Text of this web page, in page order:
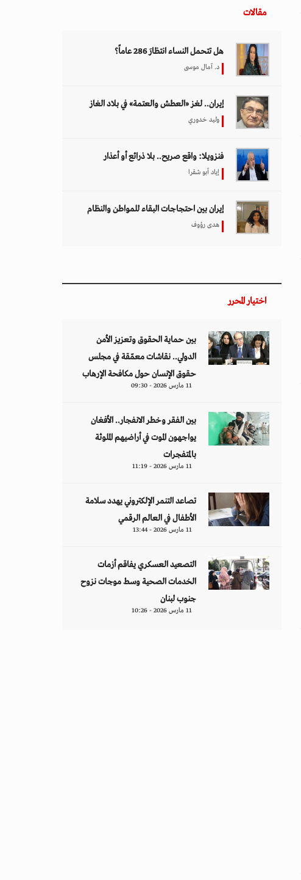
مقالات
هل تتحمل النساء انتظارَ 286 عاماً؟
د. آمال موسى
إيران.. لغز «العطش والعتمة» في بلاد الغاز
وليد خدوري
فنزويلا: واقع صريح.. بلا ذرائع أو أعذار
إياد أبو شقرا
إيران بين احتجاجات البقاء للمواطن والنظام
هدى رؤوف
اختيار المحرر
بين حماية الحقوق وتعزيز الأمن
الدولي.. نقاشات معمّقة في مجلس
حقوق الإنسان حول مكافحة الإرهاب
11 مارس 2026 - 09:30
بين الفقر وخطر الانفجار.. الأفغان
يواجهون الموت في أراضيهم الملوثة
بالمتفجرات
11 مارس 2026 - 11:19
تصاعد التنمر الإلكتروني يهدد سلامة
الأطفال في العالم الرقمي
11 مارس 2026 - 13:44
التصعيد العسكري يفاقم أزمات
الخدمات الصحية وسط موجات نزوح
جنوب لبنان
11 مارس 2026 - 10:26